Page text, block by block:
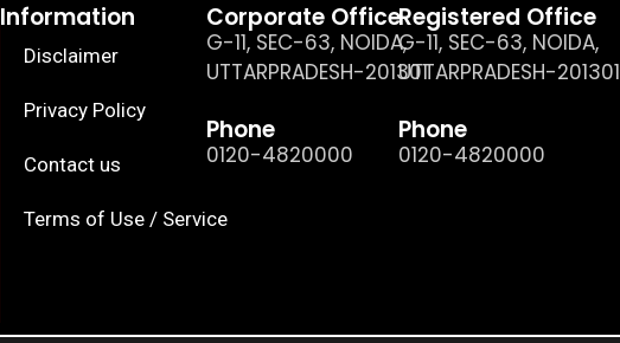
Information
Disclaimer
Privacy Policy
Contact us
Terms of Use / Service
Corporate Office
G-11, SEC-63, NOIDA,
UTTARPRADESH-201301
Phone
0120-4820000
Registered Office
G-11, SEC-63, NOIDA,
UTTARPRADESH-201301
Phone
0120-4820000